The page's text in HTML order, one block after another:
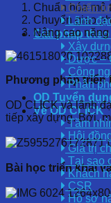
Chiến
Lãnh
Giải pháp
Xây
Dược –
Công
Phân
OD Tuyển
Về OD CLICK
Tầm
Hội
Giá trị
Tại sao
Khách
CSR
Hồ sơ
Chuẩn hóa mô
Chuyển giao
Nâng cao
Phương pháp triển
OD CLICK và lãnh
tiếp xây dựng. Bởi,
Bài học triển khai